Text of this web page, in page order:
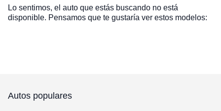
Lo sentimos, el auto que estás buscando no está
disponible. Pensamos que te gustaría ver estos modelos:
Autos populares